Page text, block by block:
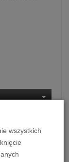
kpl.
zł/ kpl.
wszystkich